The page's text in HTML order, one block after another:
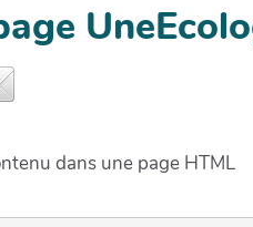
dans une page HTML